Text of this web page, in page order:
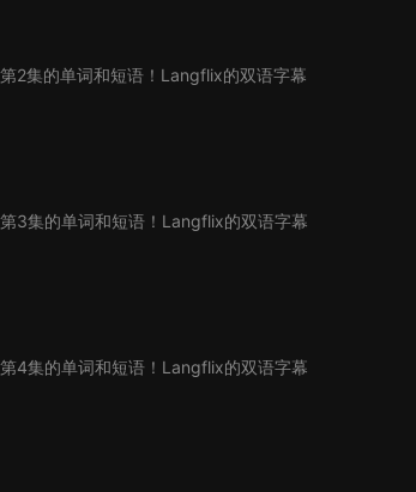
2集的单词和短语！Langflix的双语字幕
3集的单词和短语！Langflix的双语字幕
4集的单词和短语！Langflix的双语字幕